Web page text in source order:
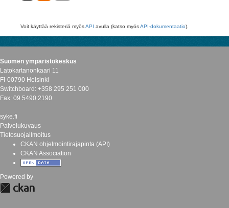
Voit käyttää rekisteriä myösAPI avulla (katso myösAPI-dokumentaatio).
Suomen ympäristökeskus
Latokartanonkaari 11
FI-00790 Helsinki
Switchboard: +358 295 251 000
Fax: 09 5490 2190
syke.fi
Palvelukuvaus
Tietosuojailmoitus
CKAN ohjelmointirajapinta (API)
CKAN Association
Powered by